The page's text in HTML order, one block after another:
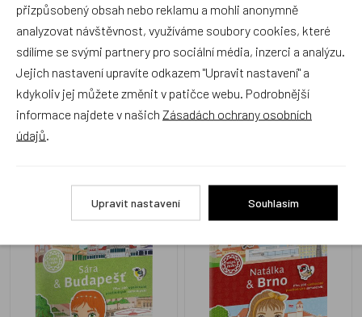
BAK-EM-1401
Skladem 1 ks
229 Kč
BAK-PC-5601
Skladem 2 ks
179 Kč
SÁRA & BUDAPEŠŤ – Město
plné samolepek
NATÁLKA & BRNO - Město
přizpůsobený obsah nebo reklamu a mohli anonymně
analyzovat návštěvnost, využíváme soubory cookies, které
sdílíme se svými partnery pro sociální média, inzerci a analýzu.
Jejich nastavení upravíte odkazem "Upravit nastavení" a
kdykoliv jej můžete změnit v patičce webu. Podrobnější
informace najdete v našich Zásadách ochrany osobních
údajů
Upravit nastavení Souhlasím